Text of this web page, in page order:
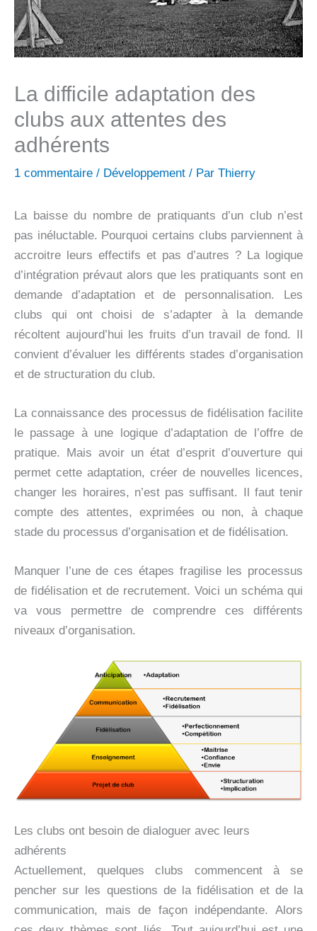
La difficile adaptation des
clubs aux attentes des
adhérents
1 commentaire / Développement / Par Thierry
La baisse du nombre de pratiquants d’un club n’est
pas inéluctable. Pourquoi certains clubs parviennent à
accroitre leurs effectifs et pas d’autres ? La logique
d’intégration prévaut alors que les pratiquants sont en
demande d’adaptation et de personnalisation. Les
clubs qui ont choisi de s’adapter à la demande
récoltent aujourd’hui les fruits d’un travail de fond. Il
convient d’évaluer les différents stades d’organisation
et de structuration du club.
La connaissance des processus de fidélisation facilite
le passage à une logique d’adaptation de l’offre de
pratique. Mais avoir un état d’esprit d’ouverture qui
permet cette adaptation, créer de nouvelles licences,
changer les horaires, n’est pas suffisant. Il faut tenir
compte des attentes, exprimées ou non, à chaque
stade du processus d’organisation et de fidélisation.
Manquer l’une de ces étapes fragilise les processus
de fidélisation et de recrutement. Voici un schéma qui
va vous permettre de comprendre ces différents
niveaux d’organisation.
Les clubs ont besoin de dialoguer avec leurs
adhérents
Actuellement, quelques clubs commencent à se
pencher sur les questions de la fidélisation et de la
communication, mais de façon indépendante. Alors